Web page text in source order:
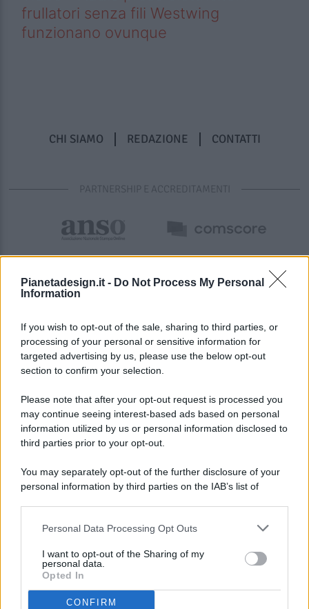
Pianetadesign.it - Do Not Process My Personal
Information
If you wish to opt-out of the sale, sharing to third parties, or
processing of your personal or sensitive information for
targeted advertising by us, please use the below opt-out
section to confirm your selection.
Please note that after your opt-out request is processed you
may continue seeing interest-based ads based on personal
information utilized by us or personal information disclosed to
third parties prior to your opt-out.
You may separately opt-out of the further disclosure of your
personal information by third parties on the IAB’s list of
This information may also be disclosed by us to third parties
disclose it to other third parties.
Personal Data Processing Opt Outs
I want to opt-out of the Sharing of my
personal data.
Opted In
CONFIRM
frullatori senza fili Westwing
funzionano ovunque
CHI SIAMO REDAZIONE CONTATTI
PARTNERSHIP E ACCREDITAMENTI
© 2026 - Pianeta Design - P.IVA 04827280654 - Testata
Registrata Al Tribunale Di Nocera Inferiore N. 8/2020 - RG N.
ISCRIZIONE AL ROC N. 35792 – ISCRITTA ALL’ANSO
(ASSOCIAZIONE NAZIONALE STAMPA ONLINE)
PREFERENZE PRIVACY